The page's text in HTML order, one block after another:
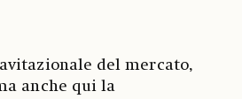
del mercato,
anche qui la